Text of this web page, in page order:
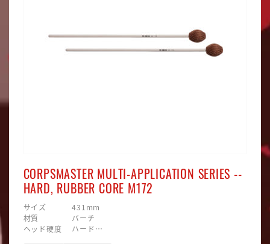
CORPSMASTER MULTI-APPLICATION SERIES --
HARD, RUBBER CORE M172
サイズ 431mm
材質 バーチ
ヘッド硬度 ハード